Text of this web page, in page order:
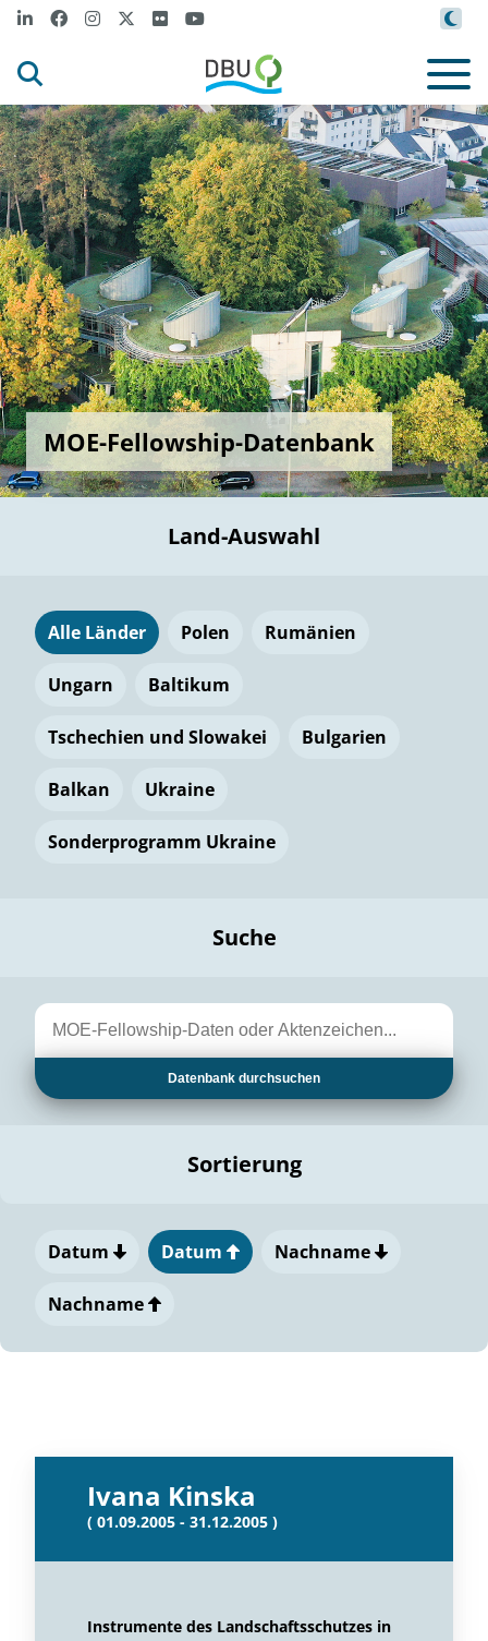
MOE-Fellowship-Datenbank
Land-Auswahl
Alle Länder Polen Rumänien
Ungarn Baltikum
Tschechien und Slowakei Bulgarien
Balkan Ukraine
Sonderprogramm Ukraine
Suche
Datenbank durchsuchen
Sortierung
Datum Datum Nachname
Nachname
Ivana Kinska
( 01.09.2005 - 31.12.2005 )
Instrumente des Landschaftsschutzes in